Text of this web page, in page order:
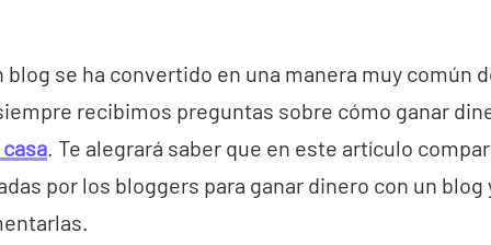
blog se ha convertido en una manera muy común
recibimos preguntas sobre cómo ganar
. Te alegrará saber que en este artículo
por los bloggers para ganar dinero con un blog